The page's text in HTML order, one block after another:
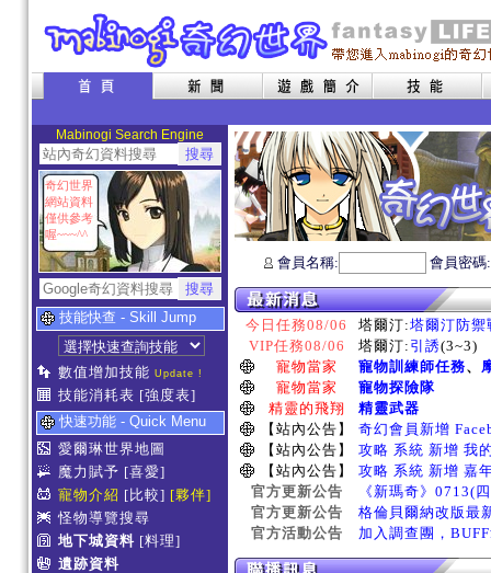
Mabinogi Search Engine
奇幻世界
網站資料
僅供參考
喔~~~^^
技能快查 - Skill Jump
數值增加技能 Update !
技能消耗表 [強度表]
快速功能 - Quick Menu
愛爾琳世界地圖
魔力賦予 [喜愛]
寵物介紹 [比較] [夥伴]
怪物導覽搜尋
地下城資料 [料理]
遺跡資料
會員名稱: 會員密
今日任務08/06 塔爾汀:塔爾汀防禦
VIP任務08/06
塔爾汀: 引誘(3~3)
寵物當家
寵物訓練師任務、
寵物當家
寵物探險隊
精靈的飛翔
精靈武器
【站內公告】
奇幻會員新增
【站內公告】
攻略 系統 新增 我
【站內公告】
攻略 系統 新增 嘉
官方更新公告
《新瑪奇》0713(
官方更新公告
格倫貝爾納改版最
官方活動公告
加入調查團，